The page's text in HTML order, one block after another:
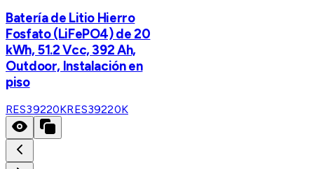
Batería de Litio Hierro
Fosfato (LiFePO4) de 20
kWh, 51.2 Vcc, 392 Ah,
Outdoor, Instalación en
piso
RES39220KRES39220K